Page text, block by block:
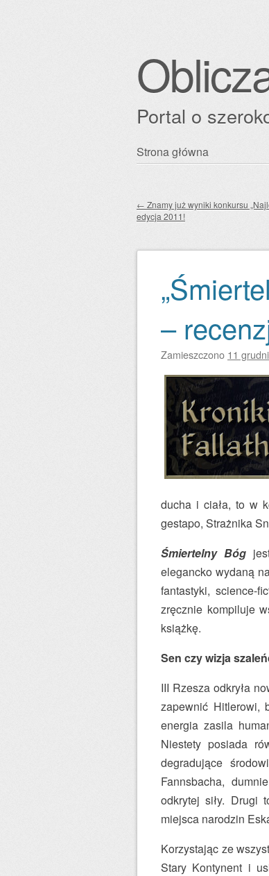
Portal o
Przejdź
Strona główna
← Znamy już wyniki konkursu
edycja 2011!
–
Zamieszczono 11
ducha i ciała, to w
gestapo, Strażnika
Śmiertelny Bógjest
elegancko wydaną
fantastyki, science-
zręcznie kompiluje
książkę.
Sen czy wizja
III Rzesza odkryła
zapewnić Hitlerowi,
energia zasila
Niestety posiada
degradujące
Fannsbacha,
odkrytej siły. Drugi
miejsca narodzin
Korzystając ze
Stary Kontynent i